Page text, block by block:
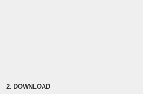
2. DOWNLOAD